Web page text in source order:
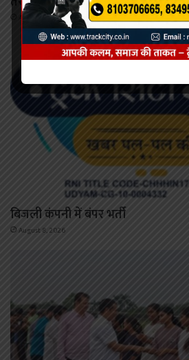
August 8, 2026
बिजली कंपनी में बंपर भर्ती
August 8, 2026